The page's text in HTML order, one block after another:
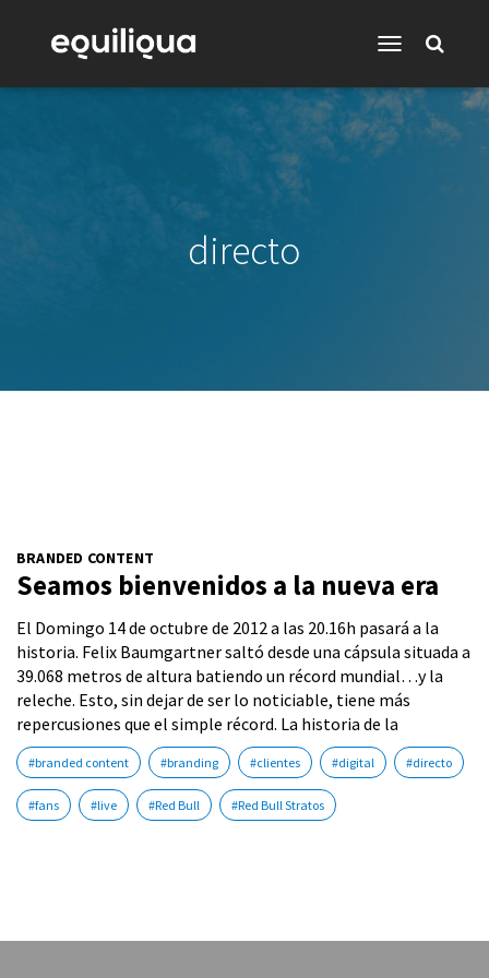
directo
BRANDED CONTENT
Seamos bienvenidos a la nueva era
El Domingo 14 de octubre de 2012 a las 20.16h pasará a la
historia. Felix Baumgartner saltó desde una cápsula situada a
39.068 metros de altura batiendo un récord mundial…y la
releche. Esto, sin dejar de ser lo noticiable, tiene más
repercusiones que el simple récord. La historia de la
#branded content #branding #clientes #digital #directo
#fans #live #Red Bull #Red Bull Stratos